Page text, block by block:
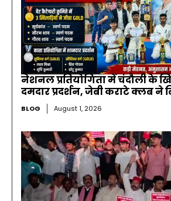
नेशनल प्रतियोगिता में चंदौली के
दमदार प्रदर्शन, जेबी कराटे क्लब ने
BLOG August 1, 2026